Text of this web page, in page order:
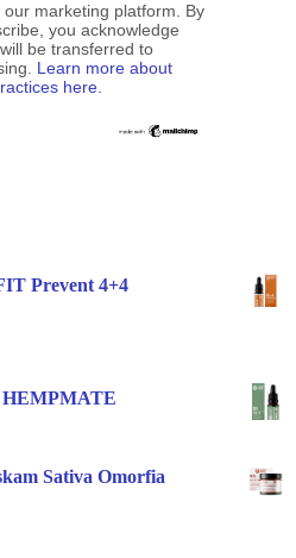
marketing platform. By
you acknowledge
be transferred to
Learn more about
here.
Prevent 4+4
HEMPMATE
Sativa Omorfia